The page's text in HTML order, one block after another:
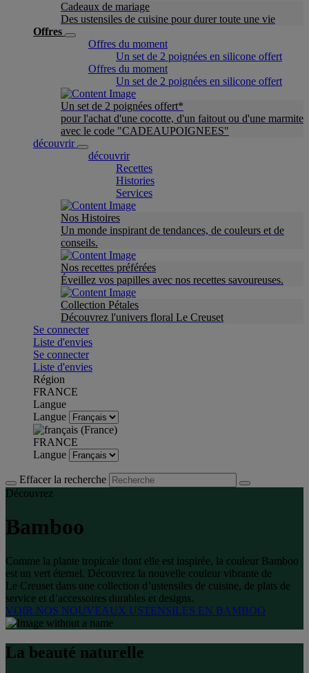
Cadeaux de mariage
Des ustensiles de cuisine pour durer toute une vie
Offres
Offres du moment
Un set de 2 poignées en silicone offert
Offres du moment
Un set de 2 poignées en silicone offert
Un set de 2 poignées offert*
pour l'achat d'une cocotte, d'un faitout ou d'une marmite
avec le code "CADEAUPOIGNEES"
découvrir
découvrir
Recettes
Histories
Services
Nos Histoires
Un monde inspirant de tendances, de couleurs et de
conseils.
Nos recettes préférées
Éveillez vos papilles avec nos recettes savoureuses.
Collection Pétales
Découvrez l'univers floral Le Creuset
Se connecter
Liste d'envies
Se connecter
Liste d'envies
Région
FRANCE
Langue
Langue
FRANCE
Langue
Effacer la recherche
Découvrez
Bamboo
Comme la plante tropicale dont elle est inspirée, la couleur Bamboo
est un vert éternel. Découvrez la nouvelle couleur vibrante de
Le Creuset dans une collection d’ustensiles de cuisine, de plats de
service et d’accessoires durables et designs.
VOIR NOS NOUVEAUX USTENSILES EN BAMBOO
La beauté naturelle